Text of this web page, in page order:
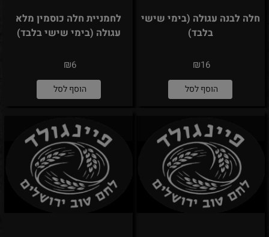
חלה לבנה עגולה (בימי שישי
בלבד)
₪16
הוסף לסל
לחמניית חלה כוסמין מלא
עגולה (בימי שישי בלבד)
₪6
הוסף לסל